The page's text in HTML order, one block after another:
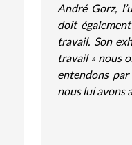
avec
André Gorz,
doit
travail. Son
travail » nous
entendons
nous lui avons